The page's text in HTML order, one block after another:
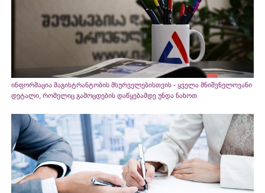
ინფორმაცია მაგისტრანტობის მსურველებისთვის - ყველა მნიშვნელოვანი
დეტალი, რომელიც გამოცდების დაწყებამდე უნდა ნახოთ